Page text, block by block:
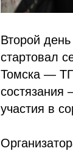
Второй
стартовал
Томска —
участия в